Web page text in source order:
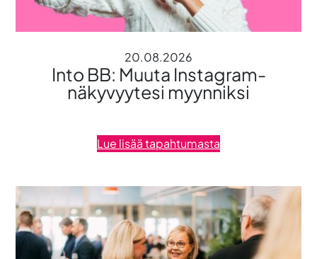
20.08.2026
Into BB: Muuta Instagram-
näkyvyytesi myynniksi
Lue lisää tapahtumasta